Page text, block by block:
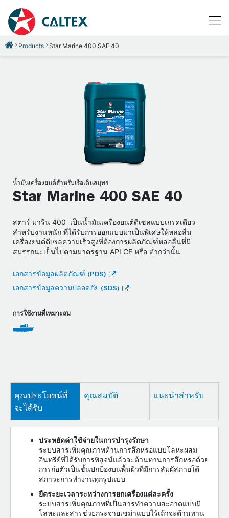
Products Star Marine 400 SAE 40
น้ำมันเครื่องยนต์สำหรับเรือเดินสมุทร
Star Marine 400 SAE 40
สตาร์ มารีน 400 เป็นน้ำมันเครื่องยนต์ดีเซลแบบเกรดเดียว
สำหรับงานหนัก ที่ได้รับการออกแบบมาเป็นพิเศษให้หล่อลื่น
เครื่องยนต์ดีเซลความเร็วสูงที่ต้องการผลิตภัณฑ์หล่อลื่นที่มี
สมรรถนะเป็นไปตามมาตรฐาน API CF หรือ ต่ำกว่านั้น
เอกสารข้อมูลผลิตภัณฑ์ (PDS)
เอกสารข้อมูลความปลอดภัย (SDS)
การใช้งานที่เหมาะสม
คุณประโยชน์ที่
จะได้รับ
คุณสมบัติ แนะนำสำหรับ
ประหยัดค่าใช้จ่ายในการบำรุงรักษา
ระบบสารเพิ่มคุณภาพต้านการสึกหรอแบบโลหะผสม
อินทรีย์ที่ได้รับการพิสูจน์แล้วจะต้านทานการสึกหรอด้วย
การก่อตัวเป็นชั้นปกป้องบนพื้นผิวที่มีการสัมผัสภายใต้
สภาวะการทำงานทุกรูปแบบ
ยืดระยะเวลาระหว่างการยกเครื่องแต่ละครั้ง
ระบบสารเพิ่มคุณภาพที่เป็นสารทำความสะอาดแบบมี
โลหะและสารช่วยกระจายเชม่าแบบไร้เถ้าจะต้านทาน